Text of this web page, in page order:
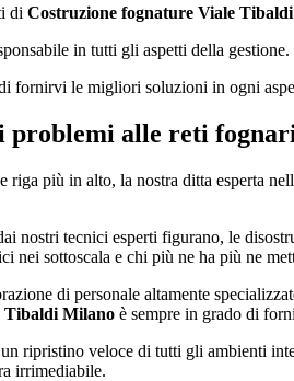
di Costruzione fognature Viale
in tutti gli aspetti della gestione.
fornirvi le migliori soluzioni in ogni
problemi alle reti
riga più in alto, la nostra ditta esperta
nostri tecnici esperti figurano, le
nei sottoscala e chi più ne ha più ne
di personale altamente
Tibaldi Milano è sempre in grado di
ripristino veloce di tutti gli ambienti
irrimediabile.